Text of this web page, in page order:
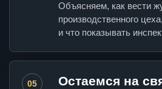
Объясняем, как вести
производственного
и что показывать
05 Остаемся на